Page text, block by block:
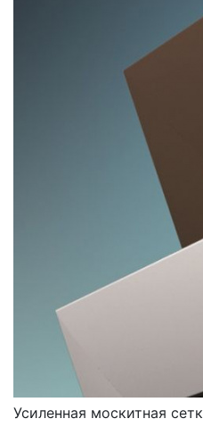
МОСКИТНЫЕ СЕТКИ
УСИЛЕННЫЕ
Усиленная москитная